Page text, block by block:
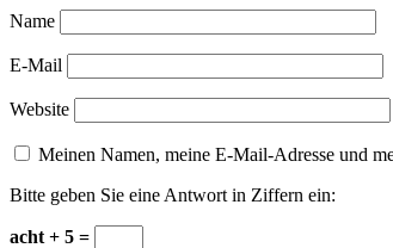
Name
E-Mail
Website
Meinen Namen, meine E-Mail-Adresse und
Bitte geben Sie eine Antwort in Ziffern ein:
acht + 5 =